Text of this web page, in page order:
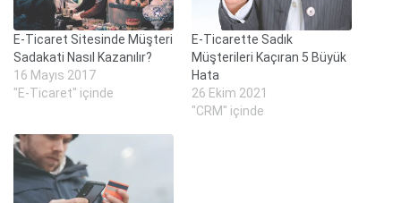
E-Ticaret Sitesinde Müşteri
Sadakati Nasıl Kazanılır?
16 Mayıs 2017
"E-Ticaret" içinde
E-Ticarette Sadık
Müşterileri Kaçıran 5 Büyük
Hata
26 Ekim 2021
"CRM" içinde